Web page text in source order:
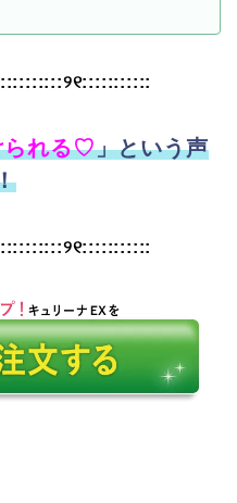
られる♡」という声